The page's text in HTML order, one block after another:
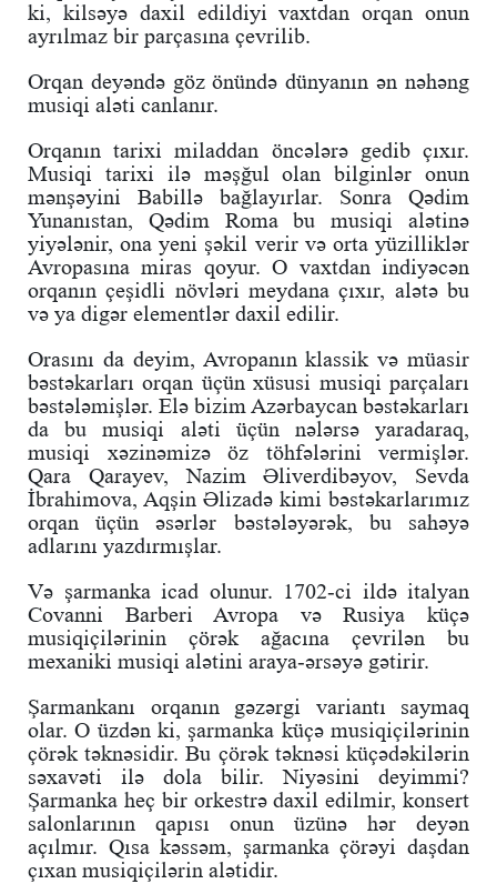
ki, kilsəyə daxil edildiyi vaxtdan orqan onun
ayrılmaz bir parçasına çevrilib.
Orqan deyəndə göz önündə dünyanın ən nəhəng
musiqi aləti canlanır.
Orqanın tarixi miladdan öncələrə gedib çıxır.
Musiqi tarixi ilə məşğul olan bilginlər onun
mənşəyini Babillə bağlayırlar. Sonra Qədim
Yunanıstan, Qədim Roma bu musiqi alətinə
yiyələnir, ona yeni şəkil verir və orta yüzilliklər
Avropasına miras qoyur. O vaxtdan indiyəcən
orqanın çeşidli növləri meydana çıxır, alətə bu
və ya digər elementlər daxil edilir.
Orasını da deyim, Avropanın klassik və müasir
bəstəkarları orqan üçün xüsusi musiqi parçaları
bəstələmişlər. Elə bizim Azərbaycan bəstəkarları
da bu musiqi aləti üçün nələrsə yaradaraq,
musiqi xəzinəmizə öz töhfələrini vermişlər.
Qara Qarayev, Nazim Əliverdibəyov, Sevda
İbrahimova, Aqşin Əlizadə kimi bəstəkarlarımız
orqan üçün əsərlər bəstələyərək, bu sahəyə
adlarını yazdırmışlar.
Və şarmanka icad olunur. 1702-ci ildə italyan
Covanni Barberi Avropa və Rusiya küçə
musiqiçilərinin çörək ağacına çevrilən bu
mexaniki musiqi alətini araya-ərsəyə gətirir.
Şarmankanı orqanın gəzərgi variantı saymaq
olar. O üzdən ki, şarmanka küçə musiqiçilərinin
çörək təknəsidir. Bu çörək təknəsi küçədəkilərin
səxavəti ilə dola bilir. Niyəsini deyimmi?
Şarmanka heç bir orkestrə daxil edilmir, konsert
salonlarının qapısı onun üzünə hər deyən
açılmır. Qısa kəssəm, şarmanka çörəyi daşdan
çıxan musiqiçilərin alətidir.